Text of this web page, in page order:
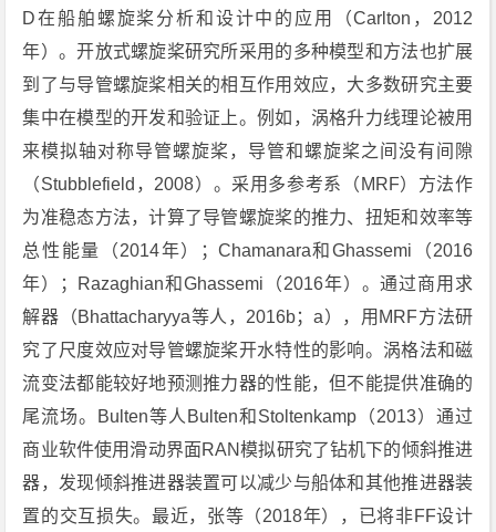
D在船舶螺旋桨分析和设计中的应用（Carlton，2012
年）。开放式螺旋桨研究所采用的多种模型和方法也扩展
到了与导管螺旋桨相关的相互作用效应，大多数研究主要
集中在模型的开发和验证上。例如，涡格升力线理论被用
来模拟轴对称导管螺旋桨，导管和螺旋桨之间没有间隙
（Stubblefield，2008）。采用多参考系（MRF）方法作
为准稳态方法，计算了导管螺旋桨的推力、扭矩和效率等
总性能量（2014年）；Chamanara和Ghassemi（2016
年）；Razaghian和Ghassemi（2016年）。通过商用求
解器（Bhattacharyya等人，2016b；a），用MRF方法研
究了尺度效应对导管螺旋桨开水特性的影响。涡格法和磁
流变法都能较好地预测推力器的性能，但不能提供准确的
尾流场。Bulten等人Bulten和Stoltenkamp（2013）通过
商业软件使用滑动界面RAN模拟研究了钻机下的倾斜推进
器，发现倾斜推进器装置可以减少与船体和其他推进器装
置的交互损失。最近，张等（2018年），已将非FF设计